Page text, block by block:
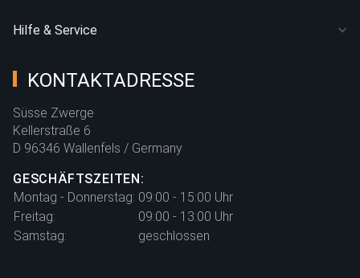
Hilfe & Service
KONTAKTADRESSE
Süsse Zwerge
Kellerstraße 6
D 96346 Wallenfels / Germany
GESCHÄFTSZEITEN:
Montag - Donnerstag: 09:00 - 15:00 Uhr
Freitag:
09:00 - 13:00 Uhr
Samstag:
geschlossen